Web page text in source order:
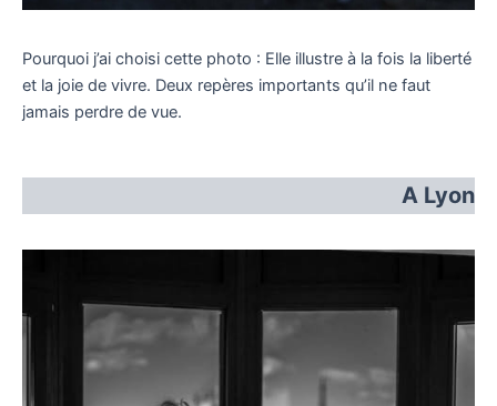
Pourquoi j’ai choisi cette photo : Elle illustre à la fois la liberté
et la joie de vivre. Deux repères importants qu’il ne faut
jamais perdre de vue.
A Lyon